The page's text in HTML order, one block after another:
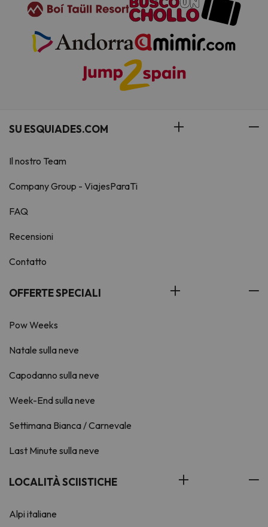
SU ESQUIADES.COM
Il nostro Team
Company Group - ViajesParaTi
FAQ
Recensioni
Contatto
OFFERTE SPECIALI
Pow Weeks
Natale sulla neve
Capodanno sulla neve
Week-End sulla neve
Settimana Bianca / Carnevale
Last Minute sulla neve
LOCALITÀ SCIISTICHE
Alpi italiane